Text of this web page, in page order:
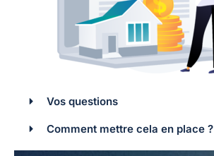
Vos questions
Comment mettre cela en place ?